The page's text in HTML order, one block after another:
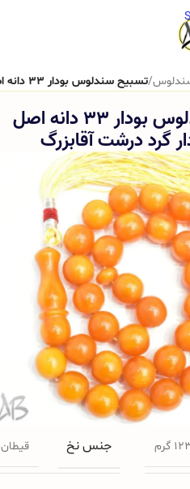
/تسبیح سندلوس بودار 33 دانه اصل کد 1065 بودار گرد درشت آقابزرگ
تسبیح سندلوس بودار 33 دانه اصل
کلیک کنید
گرم جنس نخ قیطان